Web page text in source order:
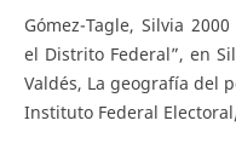
Gómez-Tagle, Silvia
el Distrito Federal”, en
Valdés, La geografía del
Instituto Federal